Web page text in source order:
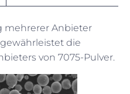
mehrerer Anbieter
die
von 7075-Pulver.